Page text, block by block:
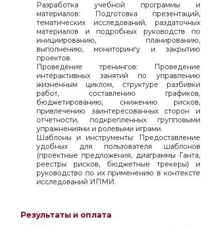
Разработка учебной программы и
материалов: Подготовка презентаций,
тематических исследований, раздаточных
материалов и подробных руководств по
инициированию, планированию,
выполнению, мониторингу и закрытию
проектов.
Проведение тренингов: Проведение
интерактивных занятий по управлению
жизненным циклом, структуре разбивки
работ, составлению графиков,
бюджетированию, снижению рисков,
привлечению заинтересованных сторон и
отчетности, подкрепленных групповыми
упражнениями и ролевыми играми.
Шаблоны и инструменты: Предоставление
удобных для пользователя шаблонов
(проектные предложения, диаграммы Ганта,
реестры рисков, бюджетные трекеры) и
руководство по их применению в контексте
исследований ИПМИ.
Результаты и оплата